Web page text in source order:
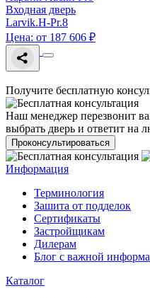
Входная дверь
Larvik.H-Pr.8
Цена: от 187 606 ₽
Получите бесплатную
Наш менеджер перезвонит
выбрать дверь и ответит на
Проконсультироваться
Информация
Терминология
Зашита от подделок
Сертификаты
Застройщикам
Дилерам
Блог с важной
Каталог